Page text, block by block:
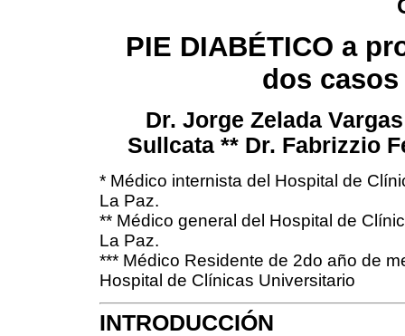
PIE DIABÉTICO a
dos casos
Dr. Jorge Zelada
Sullcata ** Dr. Fabrizzio
* Médico internista del Hospital de
La Paz.
** Médico general del Hospital de
La Paz.
*** Médico Residente de 2do año de
Hospital de Clínicas Universitario
INTRODUCCIÓN